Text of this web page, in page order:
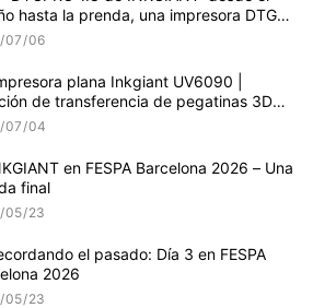
hasta la prenda, una impresora DTG
entiende la impresión sobre
07 06
plana Inkgiant UV6090 |
de transferencia de pegatinas 3D
07 04
en FESPA Barcelona 2026 – Una
final
05 23
el pasado: Día 3 en FESPA
2026
05 23